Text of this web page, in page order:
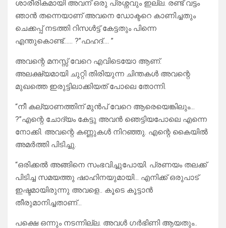
ശാരീരികമായി അവന് ഒരു പ്രശ്നവും ഇല്ല. രണ്ട് വട്ടം
ഞാൻ തന്നെയാണ് അവനെ ഡോക്ടറെ കാണിച്ചതും
ചെക്കപ്പ് നടത്തി റിസൾട്ട്‌ കേട്ടതും പിന്നെ
എന്തുകൊണ്ട്…… ?”ഫഹദ്…. ”
അവന്റെ മനസ്സ് വേറെ എവിടെയോ ആണ്.
അലക്ഷ്യമായി ചുറ്റി തിരിയുന്ന ചിന്തകൾ അവന്റെ
മുഖത്തെ ഇരുട്ടിലാക്കിയത് പോലെ തോന്നി.
“നീ കല്യാണത്തിന് മുൻപ് വേറെ ആരെയെങ്കിലും…
?”എന്റെ ചോദ്യം കേട്ടു അവൻ ഞെട്ടിയപോലെ എന്നെ
നോക്കി. അവന്റെ കണ്ണുകൾ നിറഞ്ഞു. എന്റെ കൈയിൽ
അമർത്തി പിടിച്ചു.
“ഒരിക്കൽ അങ്ങിനെ സംഭവിച്ചുപോയി. പ്രണയം തലക്ക്
പിടിച്ച സമയത്തു ഷാഹിനയുമായി… എനിക്ക് ഒരുപാട്
ഇഷ്ടമായിരുന്നു അവളെ.. കൂടെ കൂട്ടാൻ
തീരുമാനിച്ചതാണ്…
പക്ഷെ ഒന്നും നടന്നില്ല. അവൾ ഗർഭിണി ആയതും..